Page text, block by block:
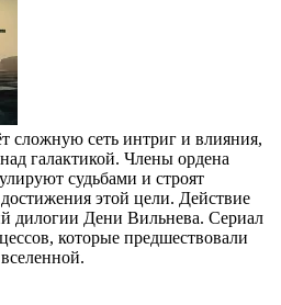
сложную сеть интриг и влияния,
галактикой. Члены ордена
судьбами и строят
этой цели. Действие
дилогии Дени Вильнева. Сериал
которые предшествовали